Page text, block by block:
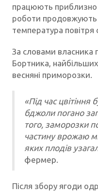
працюють
роботи продовжують
температура повітря
За словами власника
Бортника,
весняні приморозки.
«Під час
бджоли погано
того, заморозки
частину врожаю
яких плодів
фермер.
Після збору ягоди